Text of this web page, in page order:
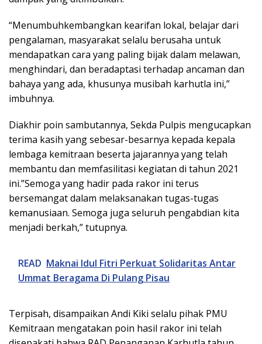
“Menumbuhkembangkan kearifan lokal, belajar dari
pengalaman, masyarakat selalu berusaha untuk
mendapatkan cara yang paling bijak dalam melawan,
menghindari, dan beradaptasi terhadap ancaman dan
bahaya yang ada, khusunya musibah karhutla ini,”
imbuhnya.
Diakhir poin sambutannya, Sekda Pulpis mengucapkan
terima kasih yang sebesar-besarnya kepada kepala
lembaga kemitraan beserta jajarannya yang telah
membantu dan memfasilitasi kegiatan di tahun 2021
ini.”Semoga yang hadir pada rakor ini terus
bersemangat dalam melaksanakan tugas-tugas
kemanusiaan. Semoga juga seluruh pengabdian kita
menjadi berkah,” tutupnya.
READ Maknai Idul Fitri Perkuat Solidaritas Antar
Ummat Beragama Di Pulang Pisau
Terpisah, disampaikan Andi Kiki selalu pihak PMU
Kemitraan mengatakan poin hasil rakor ini telah